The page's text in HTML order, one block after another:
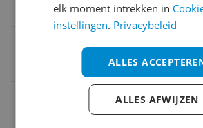
Capaciteit
elk moment intrekken in
instellingen. Privacybeleid
ALLES
ALLES AFWIJZEN